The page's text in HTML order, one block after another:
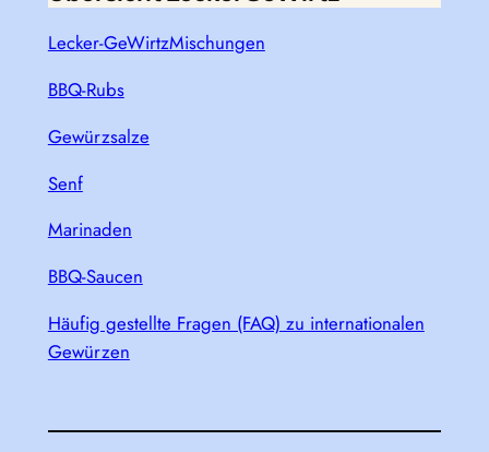
Lecker-GeWirtzMischungen
BBQ-Rubs
Gewürzsalze
Senf
Marinaden
BBQ-Saucen
Häufig gestellte Fragen (FAQ) zu internationalen
Gewürzen